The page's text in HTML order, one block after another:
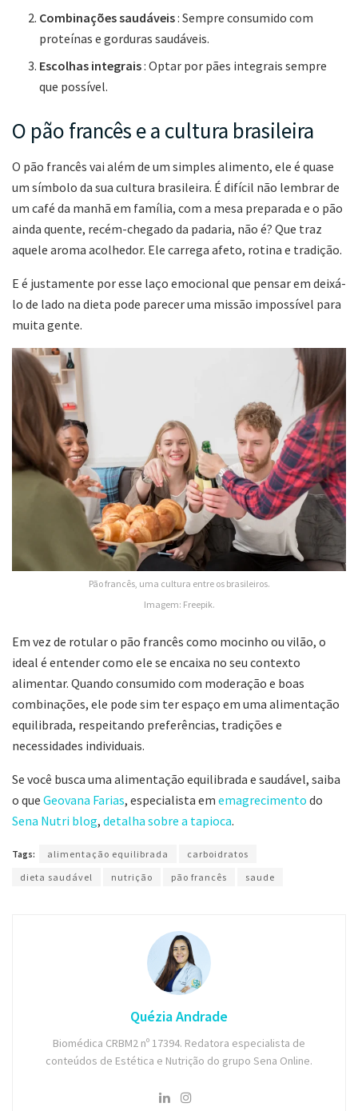
Combinações saudáveis: Sempre consumido com
proteínas e gorduras saudáveis.
Escolhas integrais: Optar por pães integrais sempre
que possível.
O pão francês e a cultura brasileira
O pão francês vai além de um simples alimento, ele é quase
um símbolo da sua cultura brasileira. É difícil não lembrar de
um café da manhã em família, com a mesa preparada e o pão
ainda quente, recém-chegado da padaria, não é? Que traz
aquele aroma acolhedor. Ele carrega afeto, rotina e tradição.
E é justamente por esse laço emocional que pensar em deixá-
lo de lado na dieta pode parecer uma missão impossível para
muita gente.
Pão francês, uma cultura entre os brasileiros.
Imagem: Freepik.
Em vez de rotular o pão francês como mocinho ou vilão, o
ideal é entender como ele se encaixa no seu contexto
alimentar. Quando consumido com moderação e boas
combinações, ele pode sim ter espaço em uma alimentação
equilibrada, respeitando preferências, tradições e
necessidades individuais.
Se você busca uma alimentação equilibrada e saudável, saiba
o que Geovana Farias, especialista em emagrecimento do
Sena Nutri blog, detalha sobre a tapioca.
Tags: alimentação equilibrada
carboidratos
dieta saudável
nutrição pão francês saude
Quézia Andrade
Biomédica CRBM2 nº 17394. Redatora especialista de
conteúdos de Estética e Nutrição do grupo Sena Online.